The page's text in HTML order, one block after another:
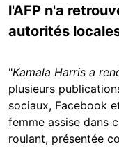
l'AFP n'a
autorités
"Kamala Harris a
plusieurs
sociaux, Facebook
femme assise dans
roulant, présentée